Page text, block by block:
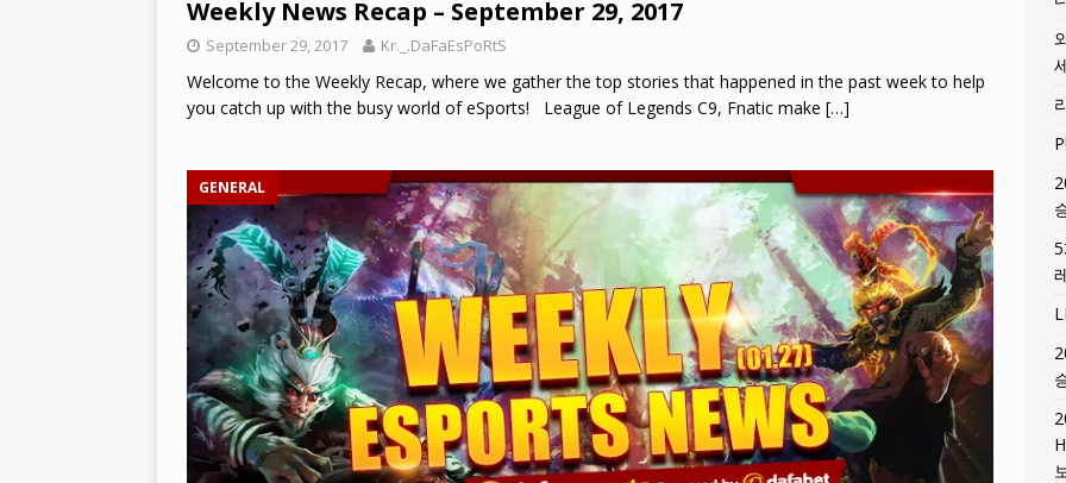
Weekly News Recap – September 29, 2017
September 29, 2017 Kr._.DaFaEsPoRtS
Welcome to the Weekly Recap, where we gather the top stories that happened in the past week to help
you catch up with the busy world of eSports! League of Legends C9, Fnatic make […]
GENERAL